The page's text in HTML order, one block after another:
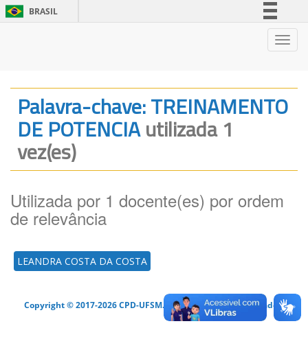
BRASIL
Legislação
Canais
Palavra-chave: TREINAMENTO
DE POTENCIAutilizada 1
vez(es)
Utilizada por 1 docente(es) por ordem
de relevância
LEANDRA COSTA DA COSTA
Copyright © 2017-2026 CPD-UFSM. Todos os direitos reservados.